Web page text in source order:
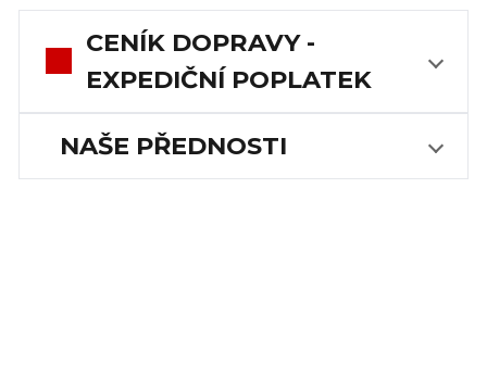
CENÍK DOPRAVY -
EXPEDIČNÍ POPLATEK
NAŠE PŘEDNOSTI